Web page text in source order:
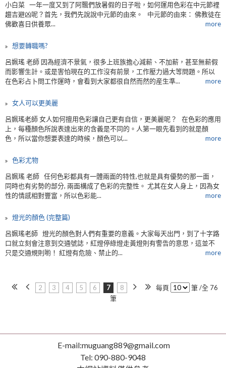
小白菜 一年一度又到了阿飄們放暑假的日子啦，如何運用色彩在中元節裡
趨吉避凶呢？首先，我們先說說中元節的由來。 中元節的由來： 佛教徒在
佛歡喜日供養眾...
more
想要轉職嗎?
呂姵瑤 老師 因為經濟不景氣，很多上班族擔心減薪、不加薪，甚至無薪假
而影響生計。或是害怕現在的工作沒有前景，工作壓力過大等問題。所以
在色彩占卜問工作運時，會看到大家都很自然而然的産生準...
more
女人可以更美麗
呂姵瑤老師 女人如何擅用色彩讓自己更有自信，更美麗呢？ 在色彩的應用
上，每種顏色所說表達出來的含義是不同的。人第一眼先看到的就是顏
色，所以當你想要表達的時候，顏色可以...
more
色彩尤物
呂姵瑤 老師 任何色彩都具有一體兩面的特性,也就是具有優勢的那一面，
同時也有劣勢的部分, 兩面構成了色彩的完整性。 尤其在女人身上，因為女
性的情感相對豐富，所以色彩能...
more
燈光的顏色 (完整篇)
呂姵瑤老師 燈光的顏色對人們有重要的意義。大家每天出門，到了十字路
口就立刻會注意到交通號誌，紅燈停綠燈走黃燈則有警告的意思，這並不
只是交通規則喲！ 紅燈有危險、禁止的...
more
2 3 4 5 6 7 8 每頁
筆 /全 76
筆
E-mail:muguang889@gmail.com
Tel: 090-880-9048